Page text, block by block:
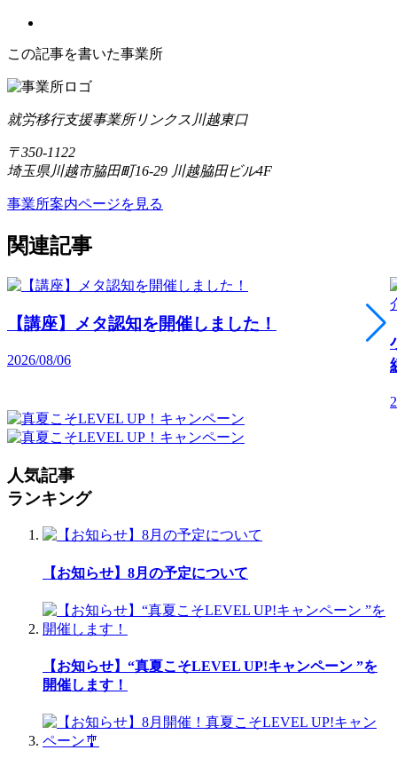
この記事を書いた事業所
就労移行支援事業所リンクス川越東口
〒350-1122
埼玉県川越市脇田町16-29 川越脇田ビル4F
事業所案内ページを見る
関連記事
【講座】メタ認知を開催しました！
2026/08/06
人気記事
ランキング
【お知らせ】8月の予定について
【お知らせ】“真夏こそLEVEL UP!キャンペーン ”を
開催します！